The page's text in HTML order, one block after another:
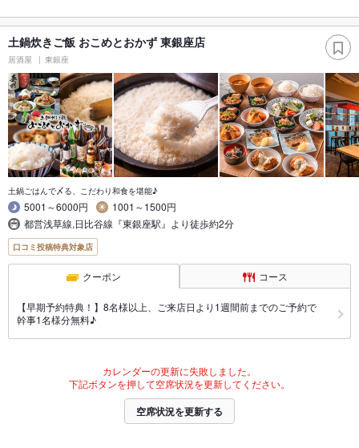
土鍋炊きご飯 おこめとおかず 東銀座店
居酒屋 東銀座
土鍋ごはんで〆る、こだわり和食を堪能♪
5001～6000円
1001～1500円
都営浅草線,日比谷線『東銀座駅』より徒歩約2分
口コミ投稿特典対象店
クーポン コース
【早期予約特典！】8名様以上、ご来店日より1週間前までのご予約で
幹事1名様分無料♪
カレンダーの更新に失敗しました。
下記ボタンを押して空席状況を更新してください。
空席状況を更新する